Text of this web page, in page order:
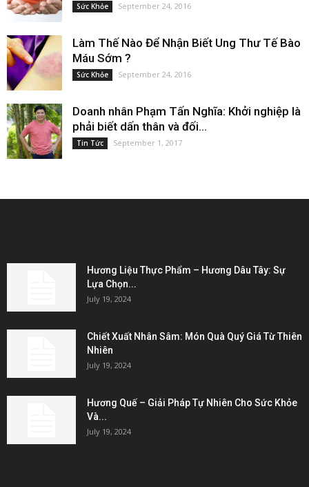
Sức Khỏe September 24, 2016
Làm Thế Nào Để Nhận Biết Ung Thư Tế Bào
Máu Sớm ?
Sức Khỏe September 24, 2016
Doanh nhân Phạm Tấn Nghĩa: Khởi nghiệp là
phải biết dấn thân và đối...
Tin Tức September 1, 2017
Hương Liệu Thực Phẩm – Hương Dâu Tây: Sự
Lựa Chọn...
July 19, 2024
Chiết Xuất Nhân Sâm: Món Quà Quý Giá Từ Thiên
Nhiên
July 19, 2024
Hương Quế – Giải Pháp Tự Nhiên Cho Sức Khỏe
Và...
July 19, 2024